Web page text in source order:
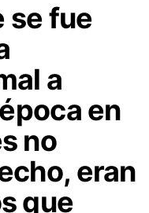
se fue
a
en
no
eran
que